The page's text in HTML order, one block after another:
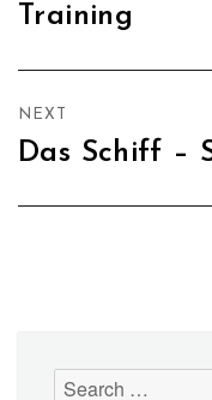
Training
NEXT
Das Schiff –